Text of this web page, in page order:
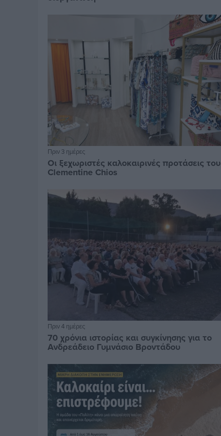
Πριν 3 ημέρες
Οι ξεχωριστές καλοκαιρινές προτάσεις του
Clementine Chios
Πριν 4 ημέρες
70 χρόνια ιστορίας και συγκίνησης για το
Ανδρεάδειο Γυμνάσιο Βροντάδου